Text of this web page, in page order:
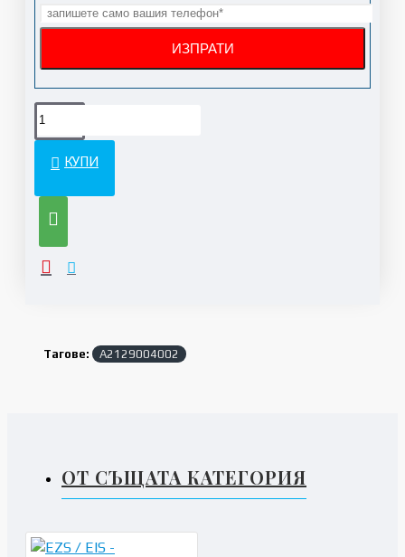
КУПИ
Тагове: A2129004002
ОТ СЪЩАТА КАТЕГОРИЯ